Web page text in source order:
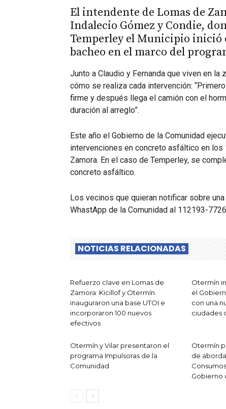
El intendente de Lomas de
Indalecio Gómez y Condie,
Temperley el Municipio inició
bacheo en el marco del
Junto a Claudio y Fernanda que viven en
cómo se realiza cada intervención:
firme y después llega el camión con el
duración al arreglo”.
Este año el Gobierno de la Comunidad
intervenciones en concreto asfáltico en
Zamora. En el caso de Temperley, se
concreto asfáltico.
Los vecinos que quieran notificar sobre
WhastApp de la Comunidad al 112193-
NOTICIAS RELACIONADAS
Refuerzo clave en Lomas de
Zamora: Kicillof y Otermín
inauguraron una base UTOI e
incorporaron 100 nuevos
efectivos
Otermín
el
con una
ciudades
Otermín y Vilar presentaron el
programa Impulsoras de la
Comunidad
Otermín
de
Gobierno